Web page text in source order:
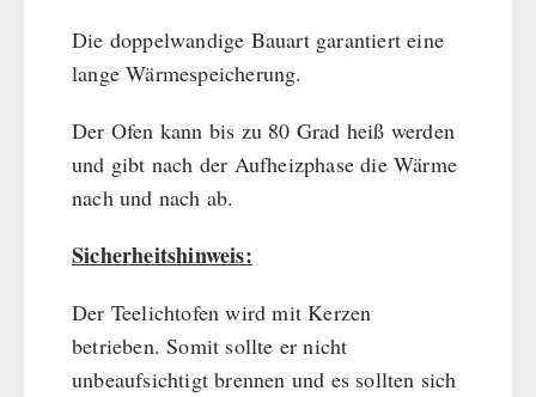
Die doppelwandige Bauart garantiert eine
lange Wärmespeicherung.
Der Ofen kann bis zu 80 Grad heiß werden
und gibt nach der Aufheizphase die Wärme
nach und nach ab.
Sicherheitshinweis:
Der Teelichtofen wird mit Kerzen
betrieben. Somit sollte er nicht
unbeaufsichtigt brennen und es sollten sich